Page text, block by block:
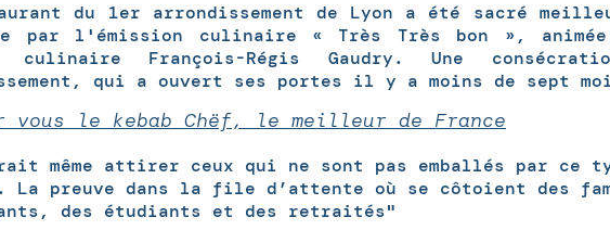
du 1er arrondissement de Lyon a été sacré
par l'émission culinaire « Très Très bon »,
culinaire François-Régis Gaudry. Une
qui a ouvert ses portes il y a moins de sept
vous le kebab Chëf, le meilleur de France
même attirer ceux qui ne sont pas emballés par ce
La preuve dans la file d’attente où se côtoient des
des étudiants et des retraités"